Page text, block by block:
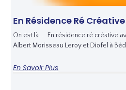
En Résidence Ré
On est là… En résidence ré créative
Albert Morisseau Leroy et Diofel à
En Savoir Plus